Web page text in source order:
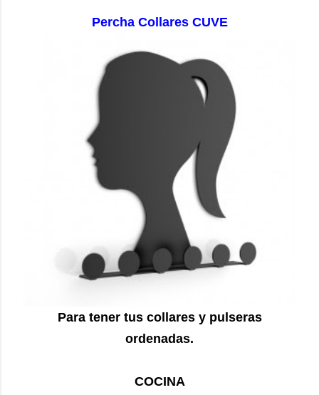
Percha Collares CUVE
Para tener tus collares y pulseras
ordenadas.
COCINA